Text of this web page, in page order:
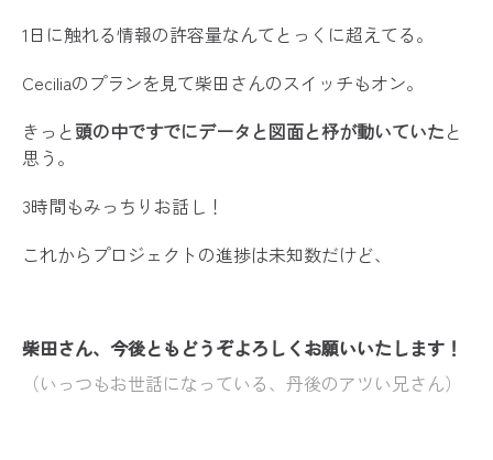
1日に触れる情報の許容量なんてとっくに超えてる。
Ceciliaのプランを見て柴田さんのスイッチもオン。
きっと頭の中ですでにデータと図面と杼が動いていたと
思う。
3時間もみっちりお話し！
これからプロジェクトの進捗は未知数だけど、
柴田さん、今後ともどうぞよろしくお願いいたします！
（いっつもお世話になっている、丹後のアツい兄さん）